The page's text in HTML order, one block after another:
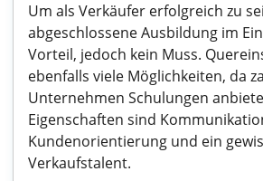
Um als Verkäufer erfolgreich zu
abgeschlossene Ausbildung im
Vorteil, jedoch kein Muss.
ebenfalls viele Möglichkeiten, da
Unternehmen Schulungen
Eigenschaften sind
Kundenorientierung und ein
Verkaufstalent.